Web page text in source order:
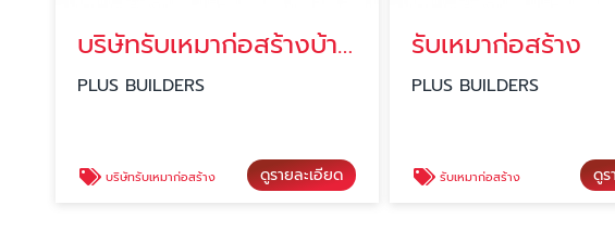
บริษัทรับเหมาก่อสร้างบ้านโมเดิร์น
PLUS BUILDERS
บริษัทรับเหมาก่อสร้าง ดูรายละเอียด
รับเหมาก่อสร้าง
PLUS BUILDERS
รับเหมาก่อสร้าง ดูร